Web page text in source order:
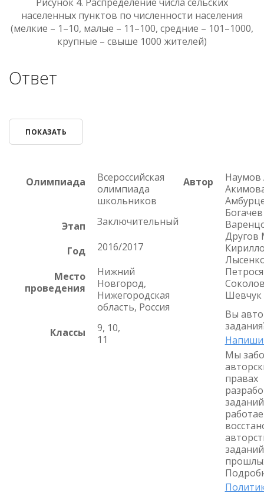
населенных пунктов по численности населения
(мелкие – 1–10, малые – 11–100, средние – 101–1000,
крупные – свыше 1000 жителей)
Ответ
ПОКАЗАТЬ
Олимпиада
Всероссийская
олимпиада
школьников
Этап
Заключительный
Год 2016/2017
Место
проведения
Нижний
Новгород,
Нижегородская
область, Россия
Классы
9, 10,
11
Автор
Наумов
Другов
Шевчук
Вы
Мы
правах
заданий